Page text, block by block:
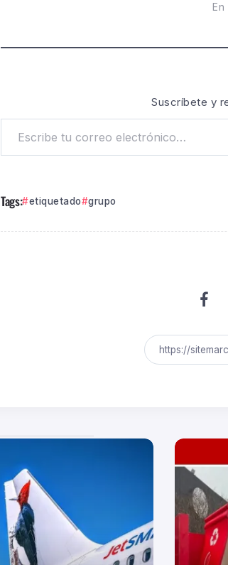
En
Suscríbete y
Tags: etiquetado grupo